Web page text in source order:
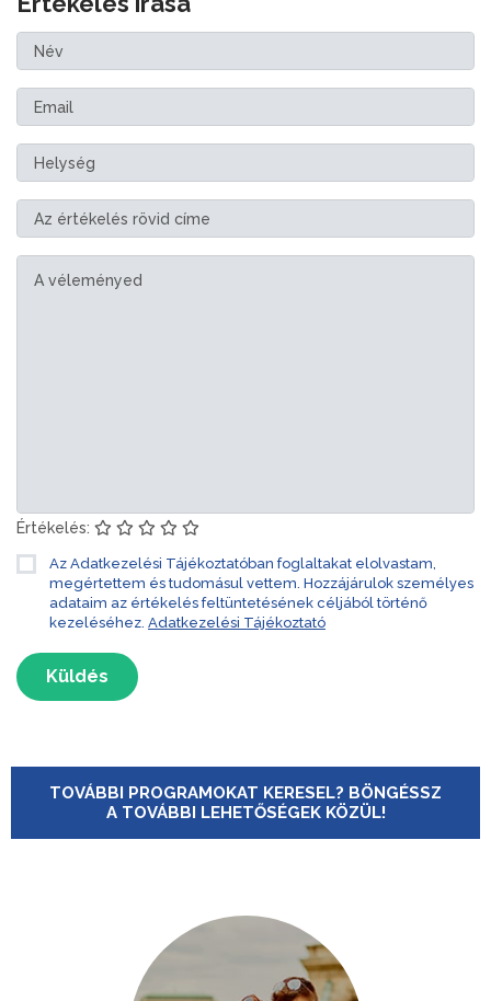
Értékelés:
Az Adatkezelési Tájékoztatóban foglaltakat elolvastam,
megértettem és tudomásul vettem. Hozzájárulok személyes
adataim az értékelés feltüntetésének céljából történő
kezeléséhez. Adatkezelési Tájékoztató
Küldés
TOVÁBBI PROGRAMOKAT KERESEL? BÖNGÉSSZ
A TOVÁBBI LEHETŐSÉGEK KÖZÜL!